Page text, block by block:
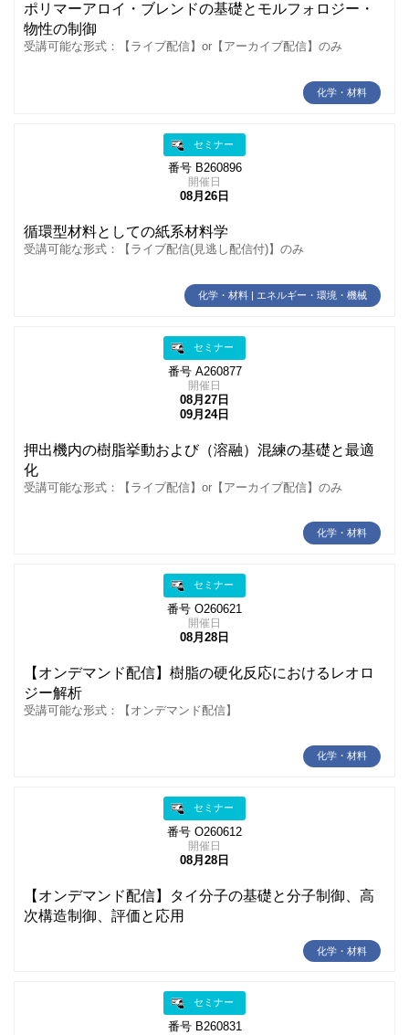
ポリマーアロイ・ブレンドの基礎とモルフォロジー・
物性の制御
受講可能な形式：【ライブ配信】or【アーカイブ配信】のみ
化学・材料
セミナー
番号 B260896
開催日
08月26日
循環型材料としての紙系材料学
受講可能な形式：【ライブ配信(見逃し配信付)】のみ
化学・材料 | エネルギー・環境・機械
セミナー
番号 A260877
開催日
08月27日
09月24日
押出機内の樹脂挙動および（溶融）混練の基礎と最適
化
受講可能な形式：【ライブ配信】or【アーカイブ配信】のみ
化学・材料
セミナー
番号 O260621
開催日
08月28日
【オンデマンド配信】樹脂の硬化反応におけるレオロ
ジー解析
受講可能な形式：【オンデマンド配信】
化学・材料
セミナー
番号 O260612
開催日
08月28日
【オンデマンド配信】タイ分子の基礎と分子制御、高
次構造制御、評価と応用
化学・材料
セミナー
番号 B260831